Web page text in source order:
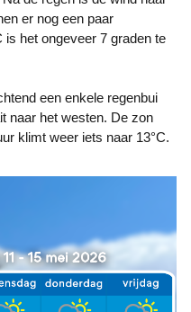
er nog een paar
is het ongeveer 7 graden te
een enkele regenbui
naar het westen. De zon
klimt weer iets naar 13°C.